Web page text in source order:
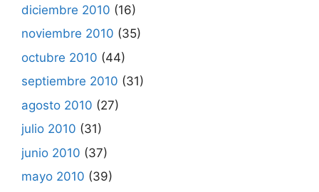
diciembre 2010 (16)
noviembre 2010 (35)
octubre 2010 (44)
septiembre 2010 (31)
agosto 2010 (27)
julio 2010 (31)
junio 2010 (37)
mayo 2010 (39)